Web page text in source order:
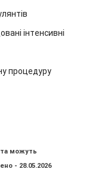
інтенсивні
процедуру
та можуть
- 28.05.2026